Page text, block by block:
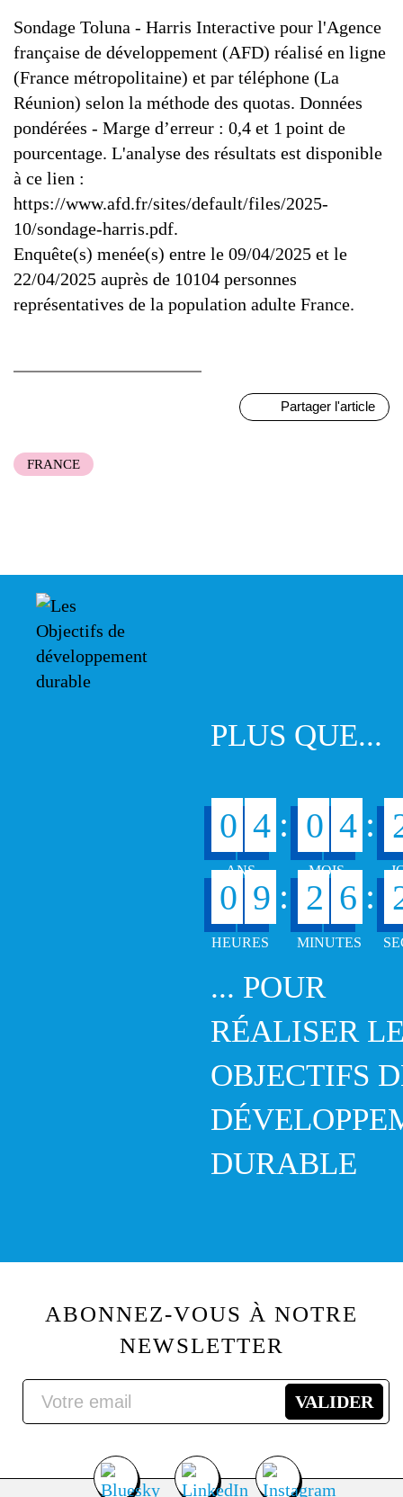
Sondage Toluna - Harris Interactive pour l'Agence
française de développement (AFD) réalisé en ligne
(France métropolitaine) et par téléphone (La
Réunion) selon la méthode des quotas. Données
pondérées - Marge d’erreur : 0,4 et 1 point de
pourcentage. L'analyse des résultats est disponible
à ce lien :
https://www.afd.fr/sites/default/files/2025-
10/sondage-harris.pdf.
Enquête(s) menée(s) entre le 09/04/2025 et le
22/04/2025 auprès de 10104 personnes
représentatives de la population adulte France.
Partager l'article
FRANCE
PLUS QUE...
0 4 : 0 4 :
0 9 : 2 6 :
... POUR
RÉALISER
OBJECTIFS
DURABLE
ABONNEZ-VOUS À NOTRE
NEWSLETTER